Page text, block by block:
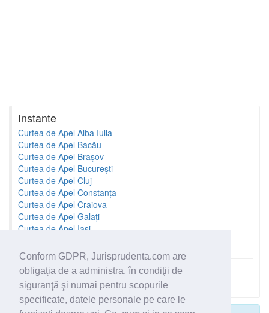
Conform GDPR, Jurisprudenta.com are
obligaţia de a administra, în condiţii de
siguranţă şi numai pentru scopurile
specificate, datele personale pe care le
Instante
Curtea de Apel Alba Iulia
Curtea de Apel Bacău
Curtea de Apel Brașov
Curtea de Apel București
Curtea de Apel Cluj
Curtea de Apel Constanța
Curtea de Apel Craiova
Curtea de Apel Galați
Curtea de Apel Iași
Toate instantele